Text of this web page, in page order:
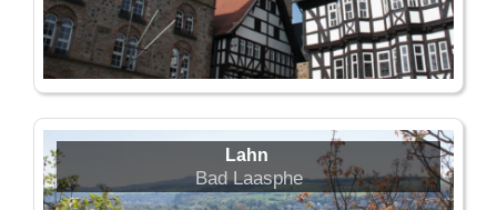
Lahn
Bad Laasphe